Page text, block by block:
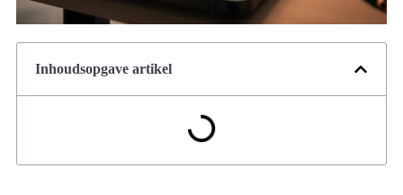
Inhoudsopgave artikel